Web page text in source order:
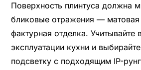
Поверхность плинтуса должна
бликовые отражения — матовая
фактурная отделка. Учитывайте
эксплуатации кухни и
подсветку с подходящим IP-